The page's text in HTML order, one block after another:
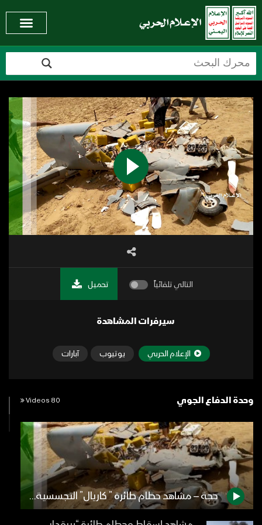
التالي تلقائياً تحميل
سيرفرات المشاهدة
الإعلام الحربي يوتيوب آبارات
وحدة الدفاع الجوي 80 Videos
حجة – مشاهد حطام طائرة ” كاريال” التجسسية المقاتلة التي تم اسقاطها بمديرية حيران 21-05-2022م